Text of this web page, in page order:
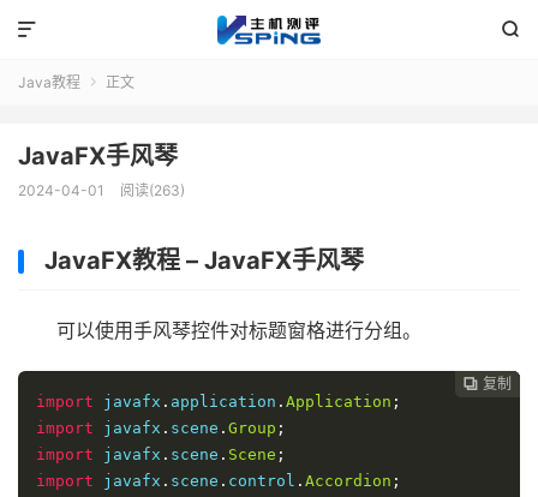


Java教程  正文
JavaFX手风琴
2024-04-01 阅读(263)
JavaFX教程 – JavaFX手风琴
可以使用手风琴控件对标题窗格进行分组。
 复制
 复制
 复制
 复制
import javafx . application . Application ;
import javafx . scene . Group ;
import javafx . scene . Scene ;
import javafx . scene . control . Accordion ;